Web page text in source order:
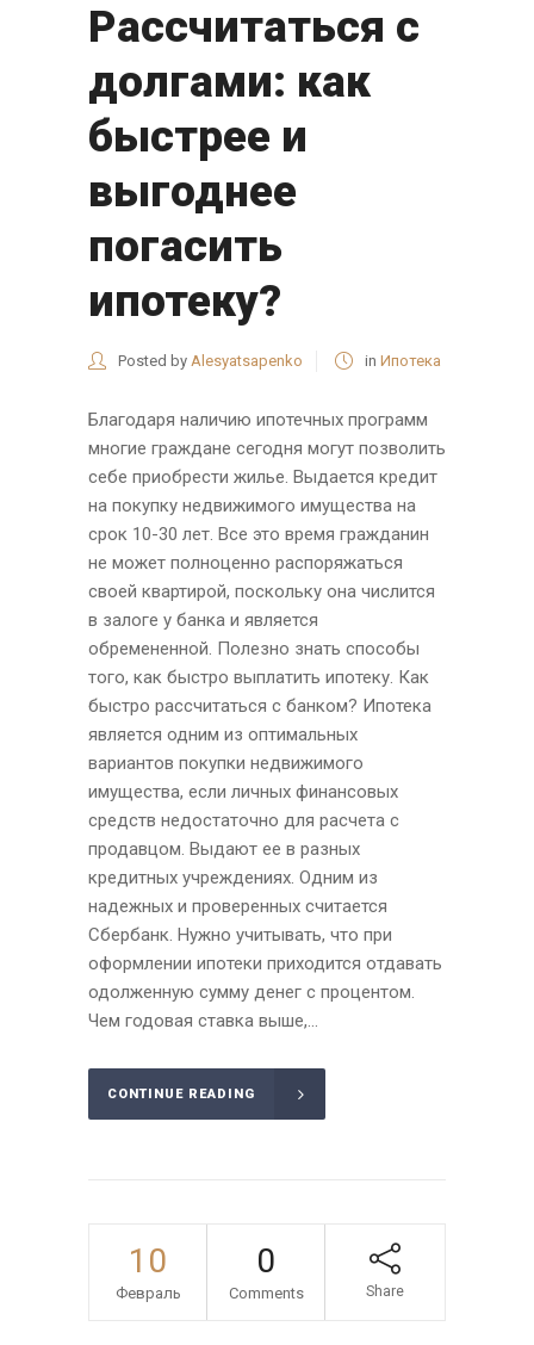
Рассчитаться с
долгами: как
быстрее и
выгоднее
погасить
ипотеку?
Posted by Alesyatsapenko in Ипотека
Благодаря наличию ипотечных программ
многие граждане сегодня могут позволить
себе приобрести жилье. Выдается кредит
на покупку недвижимого имущества на
срок 10-30 лет. Все это время гражданин
не может полноценно распоряжаться
своей квартирой, поскольку она числится
в залоге у банка и является
обремененной. Полезно знать способы
того, как быстро выплатить ипотеку. Как
быстро рассчитаться с банком? Ипотека
является одним из оптимальных
вариантов покупки недвижимого
имущества, если личных финансовых
средств недостаточно для расчета с
продавцом. Выдают ее в разных
кредитных учреждениях. Одним из
надежных и проверенных считается
Сбербанк. Нужно учитывать, что при
оформлении ипотеки приходится отдавать
одолженную сумму денег с процентом.
Чем годовая ставка выше,...
CONTINUE READING
10
Февраль
0
Comments Share